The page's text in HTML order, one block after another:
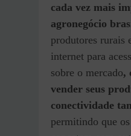
cada vez mais
agronegócio
produtores rurais
internet para
sobre o mercado,
vender seus
conectividade
permitindo que